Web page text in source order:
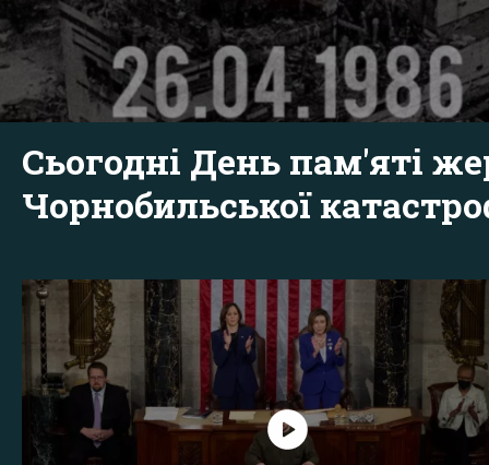
Сьогодні День пам'яті
Чорнобильської